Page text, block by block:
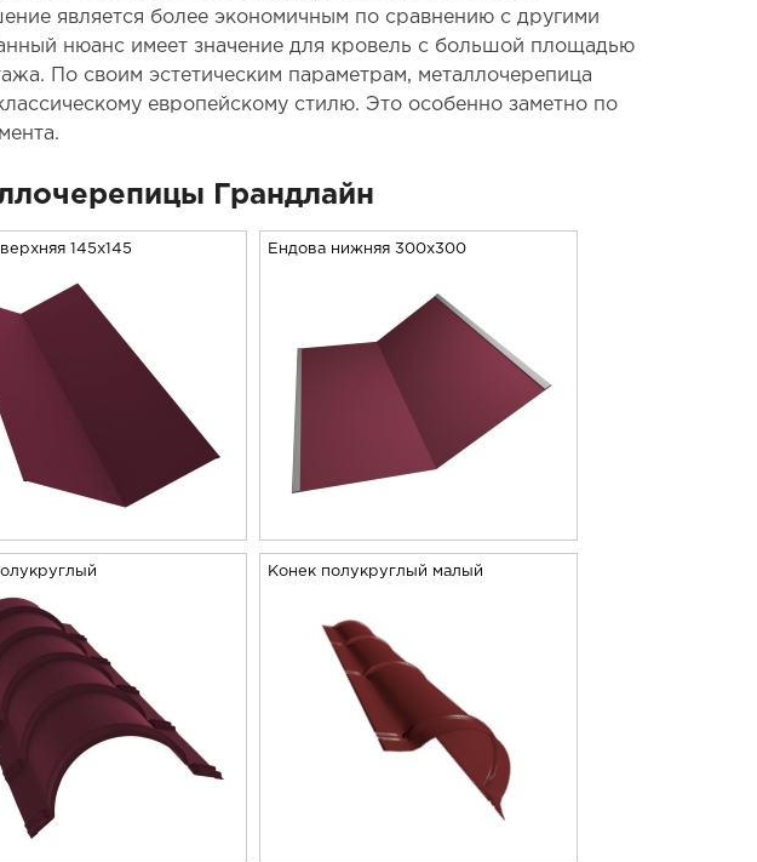
является более экономичным по сравнению с другими
нюанс имеет значение для кровель с большой площадью
По своим эстетическим параметрам, металлочерепица
европейскому стилю. Это особенно заметно по
Грандлайн
145х145 Ендова нижняя 300х300
Конек полукруглый малый